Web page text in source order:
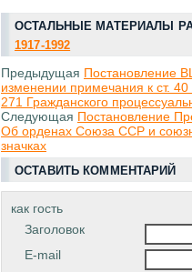
ОСТАЛЬНЫЕ МАТЕРИАЛЫ
1917-1992
Предыдущая Постановление
изменении примечания к ст.
271 Гражданского
Следующая Постановление
Об орденах Союза ССР и
значках
ОСТАВИТЬ КОММЕНТАРИЙ
как гость
Заголовок
E-mail